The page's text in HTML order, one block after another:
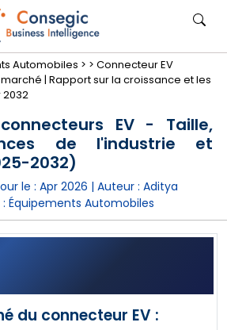
et assurance
consommation
• Énergie et électricité
• étude de cas
Automobiles > > Connecteur EV
| Rapport sur la croissance et les
EV - Taille,
de l'industrie et
2032)
le : Apr 2026 | Auteur : Aditya
Équipements Automobiles
du connecteur EV :